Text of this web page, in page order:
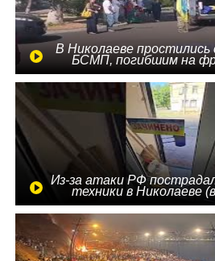
В Николаеве простились
БСМП, погибшим на
Из-за атаки РФ
техники в Николаеве